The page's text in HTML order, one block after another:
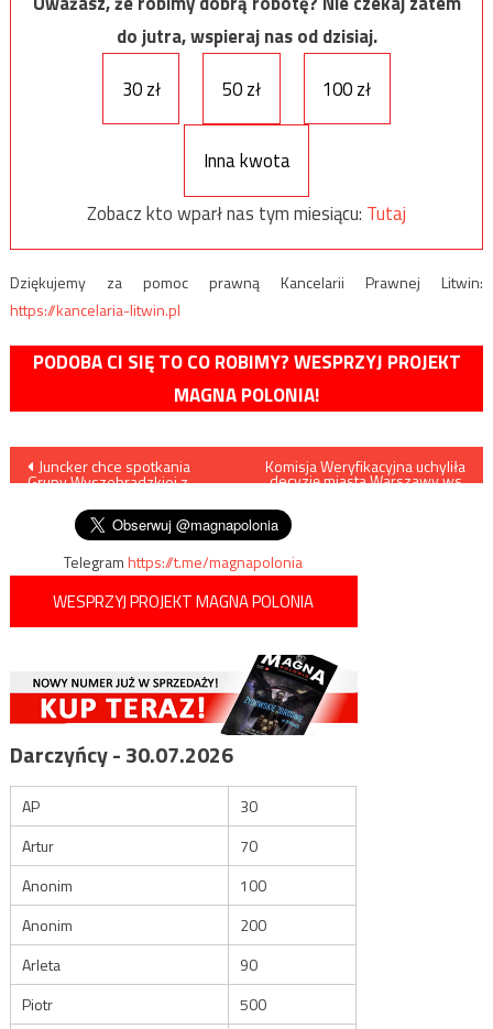
do jutra, wspieraj nas od dzisiaj.
30 zł
50 zł 100 zł
Inna kwota
Zobacz kto wparł nas tym miesiącu: Tutaj
Dziękujemy za pomoc prawną Kancelarii Prawnej Litwin:
https://kancelaria-litwin.pl
PODOBA CI SIĘ TO CO ROBIMY? WESPRZYJ PROJEKT
MAGNA POLONIA!
Nawigacja
wpisu
Juncker chce spotkania
Grupy Wyszehradzkiej z
Komisja Weryfikacyjna uchyliła
decyzję miasta Warszawy ws.
Telegramhttps://t.me/magnapolonia
WESPRZYJ PROJEKT MAGNA POLONIA
Darczyńcy - 30.07.2026
AP
30
Artur
70
Anonim
100
Anonim
200
Arleta
90
Piotr
500